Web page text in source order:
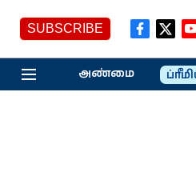
SUBSCRIBE
அண்மை